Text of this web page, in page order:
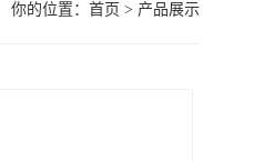
你的位置： 首页 > 产品展示